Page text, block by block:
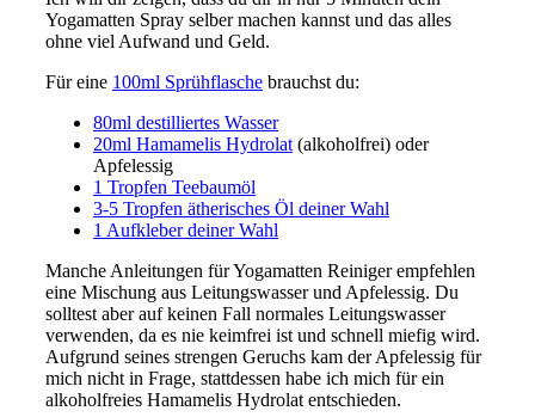
Yogamatten Spray selber machen kannst und das alles
ohne viel Aufwand und Geld.
Für eine 100ml Sprühflasche brauchst du:
80ml destilliertes Wasser
20ml Hamamelis Hydrolat (alkoholfrei) oder
Apfelessig
1 Tropfen Teebaumöl
3-5 Tropfen ätherisches Öl deiner Wahl
1 Aufkleber deiner Wahl
Manche Anleitungen für Yogamatten Reiniger empfehlen
eine Mischung aus Leitungswasser und Apfelessig. Du
solltest aber auf keinen Fall normales Leitungswasser
verwenden, da es nie keimfrei ist und schnell miefig wird.
Aufgrund seines strengen Geruchs kam der Apfelessig für
mich nicht in Frage, stattdessen habe ich mich für ein
alkoholfreies Hamamelis Hydrolat entschieden.